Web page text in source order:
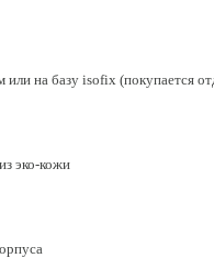
на базу isofix (покупается
эко-кожи